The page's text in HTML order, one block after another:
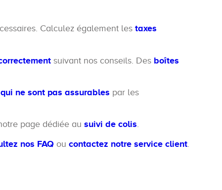
Calculez également les taxes
suivant nos conseils. Des boîtes
ne sont pas assurables par les
page dédiée au suivi de colis.
nos FAQ ou contactez notre service client.